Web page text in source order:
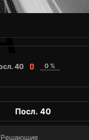
40 0 0 %
Посл. 40
Решающие